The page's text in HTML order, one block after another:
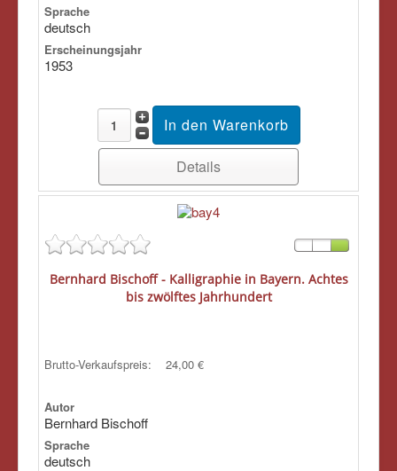
Sprache
deutsch
Erscheinungsjahr
1953
Details
Bernhard Bischoff - Kalligraphie in Bayern. Achtes
bis zwölftes Jahrhundert
Brutto-Verkaufspreis: 24,00 €
Autor
Bernhard Bischoff
Sprache
deutsch